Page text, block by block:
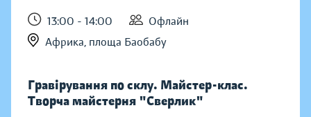
13:00 - 14:00
Офлайн
Африка, площа Баобабу
Гравірування по склу. Майстер-клас.
Творча майстерня "Сверлик"